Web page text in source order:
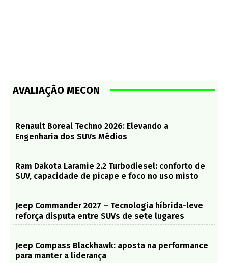
AVALIAÇÃO MECON
Renault Boreal Techno 2026: Elevando a
Engenharia dos SUVs Médios
Ram Dakota Laramie 2.2 Turbodiesel: conforto de
SUV, capacidade de picape e foco no uso misto
Jeep Commander 2027 – Tecnologia híbrida-leve
reforça disputa entre SUVs de sete lugares
Jeep Compass Blackhawk: aposta na performance
para manter a liderança